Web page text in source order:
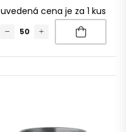
uvedená cena je za 1 kus